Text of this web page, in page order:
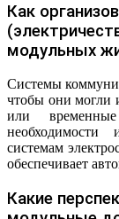
Как
модульных
Системы
чтобы они могли
или
системам
обеспечивает
Какие